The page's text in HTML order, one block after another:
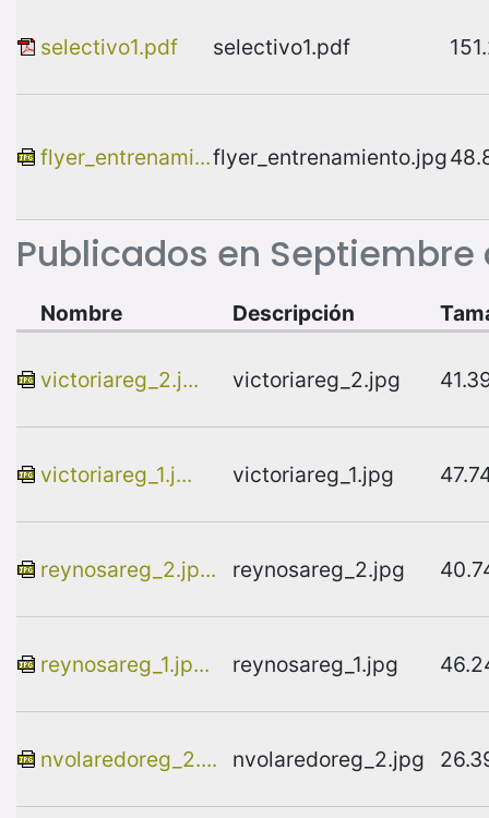
Publicados en Septiembre
selectivo1.pdf selectivo1.pdf
flyer_entrenami...flyer_entrenamiento.jpg
Nombre Descripción
victoriareg_2.j... victoriareg_2.jpg
victoriareg_1.j... victoriareg_1.jpg
reynosareg_2.jp... reynosareg_2.jpg
reynosareg_1.jp... reynosareg_1.jpg
nvolaredoreg_2.... nvolaredoreg_2.jpg